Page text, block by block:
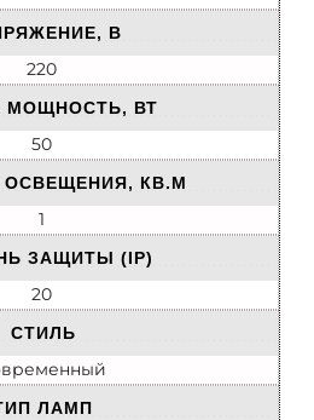
В
220
МОЩНОСТЬ, ВТ
50
КВ.М
1
ЗАЩИТЫ (IP)
20
СТИЛЬ
ЛАМП